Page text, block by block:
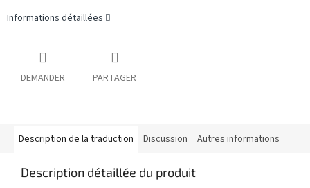
Informations détaillées
DEMANDER PARTAGER
Description de la traduction Discussion Autres informations
Description détaillée du produit